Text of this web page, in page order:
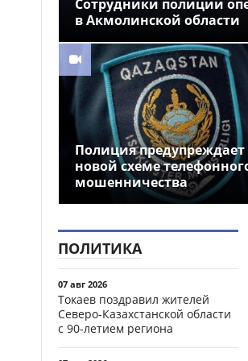
Сотрудники полиции
в Акмолинской области
Полиция
новой схеме
мошенничества
ПОЛИТИКА
07 авг 2026
Токаев поздравил жителей
Северо-Казахстанской области
с 90-летием региона